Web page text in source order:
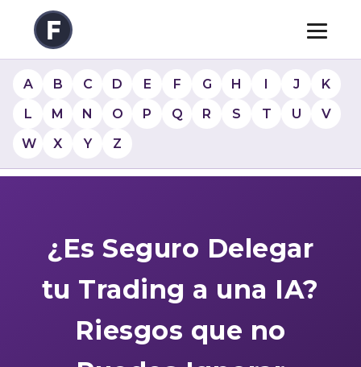
A B C D E F G H I J
K
L
M N O P Q R S T U
V
W
X Y Z
¿Es Seguro Delegar
tu Trading a una IA?
Riesgos que no